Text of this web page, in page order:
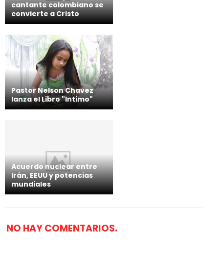
cantante colombiano se
convierte a Cristo
Pastor Nelson Chavez
lanza el Libro "Intimo"
Acuerdo nuclear entre
Irán, EEUU y potencias
mundiales
NO HAY COMENTARIOS.